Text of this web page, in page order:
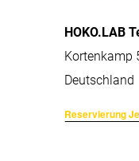
HOKO.LAB
Kortenkamp
Deutschland
Reservierung